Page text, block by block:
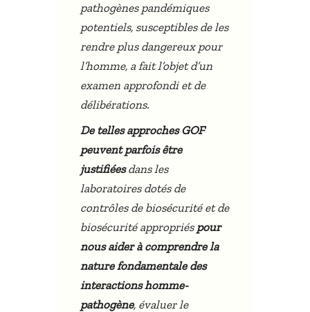
pathogènes pandémiques
potentiels, susceptibles de les
rendre plus dangereux pour
l’homme, a fait l’objet d’un
examen approfondi et de
délibérations.
De telles approches GOF
peuvent parfois être
justifiéesdans les
laboratoires dotés de
contrôles de biosécurité et de
biosécurité appropriés pour
nous aider à comprendre la
nature fondamentale des
interactions homme-
pathogène, évaluer le